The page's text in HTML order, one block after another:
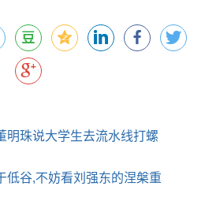
明珠说大学生去流水线打螺
低谷,不妨看刘强东的涅槃重